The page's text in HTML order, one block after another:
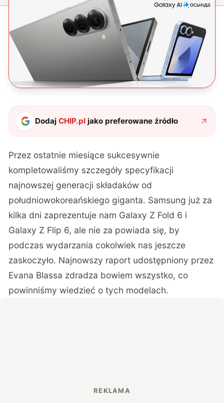
DodajCHIP.pl jako preferowane źródło
Przez ostatnie miesiące sukcesywnie
kompletowaliśmy szczegóły specyfikacji
najnowszej generacji składaków od
południowokoreańskiego giganta. Samsung już za
kilka dni zaprezentuje nam Galaxy Z Fold 6 i
Galaxy Z Flip 6, ale nie za powiada się, by
podczas wydarzania cokolwiek nas jeszcze
zaskoczyło. Najnowszy raport udostępniony przez
Evana Blassa zdradza bowiem wszystko, co
powinniśmy wiedzieć o tych modelach.